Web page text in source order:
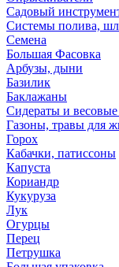
Садовый
Системы полива,
Семена
Большая Фасовка
Арбузы, дыни
Базилик
Баклажаны
Сидераты и весовые
Газоны, травы для
Горох
Кабачки, патиссоны
Капуста
Кориандр
Кукуруза
Лук
Огурцы
Перец
Петрушка